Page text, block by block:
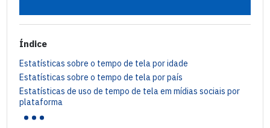
Índice
Estatísticas sobre o tempo de tela por idade
Estatísticas sobre o tempo de tela por país
Estatísticas de uso de tempo de tela em mídias sociais por
plataforma
...